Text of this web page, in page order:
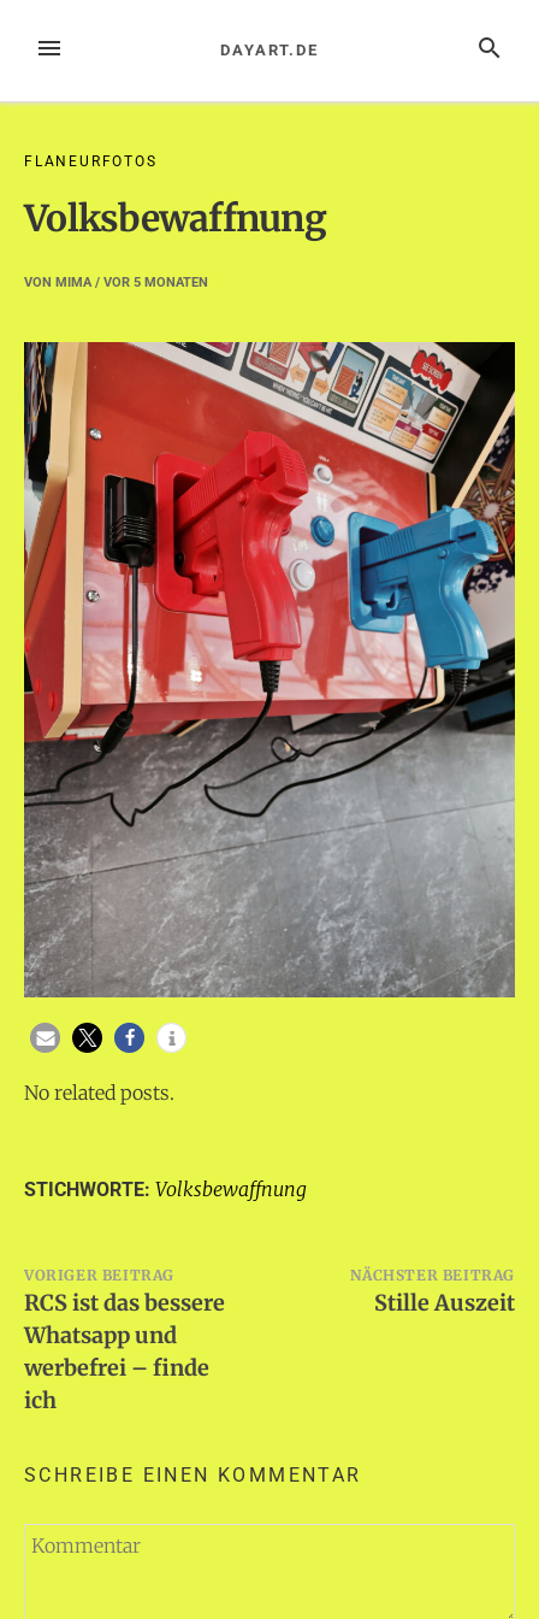
InhaltMENÜ SUCHE
DAYART.DE
FLANEURFOTOS
Volksbewaffnung
VON MIMA/ VOR 5 MONATEN
No related posts.
STICHWORTE: Volksbewaffnung
Beitragsnavigation
VORIGER BEITRAG
RCS ist das bessere
Whatsapp und
werbefrei – finde
ich
NÄCHSTER BEITRAG
Stille Auszeit
SCHREIBE EINEN KOMMENTAR